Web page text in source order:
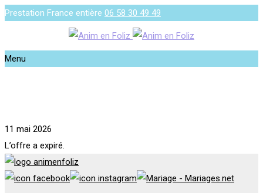
Prestation France entière 06 58 30 49 49
Menu
11 mai 2026
L’offre a expiré.